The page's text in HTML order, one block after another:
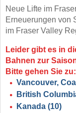
Neue Lifte im
Erneuerungen von
im Fraser Valley
Leider gibt es in
Bahnen zur
Bitte gehen Sie zu:
Vancouver,
British
Kanada (10)